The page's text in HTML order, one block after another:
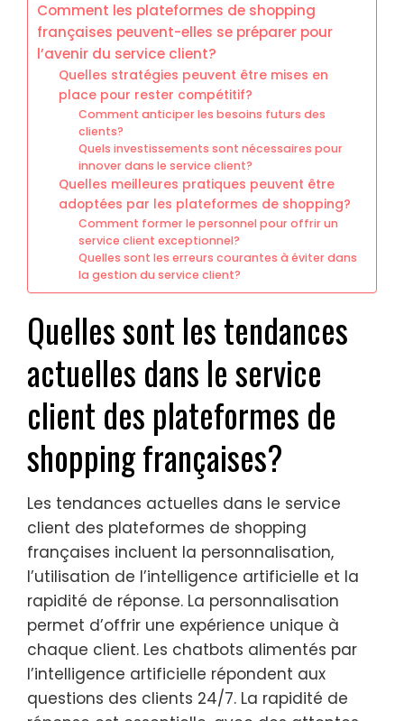
Comment les plateformes de shopping
françaises peuvent-elles se préparer pour
l’avenir du service client?
Quelles stratégies peuvent être mises en
place pour rester compétitif?
Comment anticiper les besoins futurs des
clients?
Quels investissements sont nécessaires pour
innover dans le service client?
Quelles meilleures pratiques peuvent être
adoptées par les plateformes de shopping?
Comment former le personnel pour offrir un
service client exceptionnel?
Quelles sont les erreurs courantes à éviter dans
la gestion du service client?
Quelles sont les tendances
actuelles dans le service
client des plateformes de
shopping françaises?
Les tendances actuelles dans le service
client des plateformes de shopping
françaises incluent la personnalisation,
l’utilisation de l’intelligence artificielle et la
rapidité de réponse. La personnalisation
permet d’offrir une expérience unique à
chaque client. Les chatbots alimentés par
l’intelligence artificielle répondent aux
questions des clients 24/7. La rapidité de